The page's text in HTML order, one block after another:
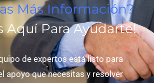
Más Información?
Aquí Para Ayudarte!
de expertos está listo para
apoyo que necesitas y resolver